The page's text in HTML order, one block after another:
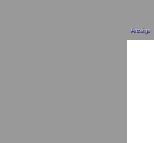
Anzeige